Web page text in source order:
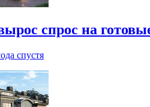
спрос на
спустя